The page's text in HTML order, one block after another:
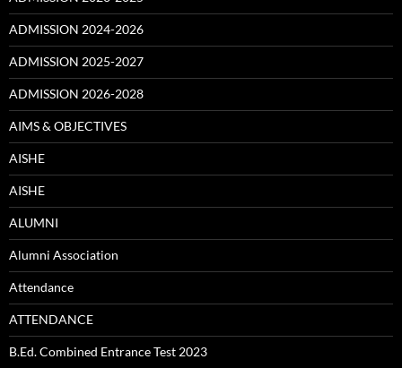
ADMISSION 2024-2026
ADMISSION 2025-2027
ADMISSION 2026-2028
AIMS & OBJECTIVES
AISHE
AISHE
ALUMNI
Alumni Association
Attendance
ATTENDANCE
B.Ed. Combined Entrance Test 2023